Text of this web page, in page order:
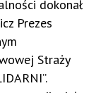
dokonał
Prezes
Straży